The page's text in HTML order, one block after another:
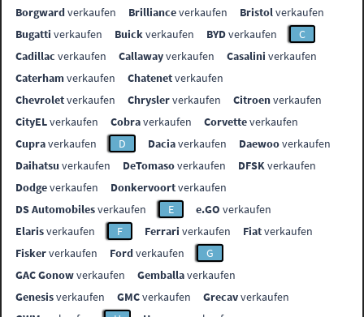
Borgwardverkaufen Brillianceverkaufen Bristolverkaufen
Bugatti verkaufen Buickverkaufen BYDverkaufen
C
Cadillac verkaufen Callawayverkaufen Casalini verkaufen
Caterhamverkaufen Chatenetverkaufen
Chevroletverkaufen Chryslerverkaufen Citroenverkaufen
CityELverkaufen Cobraverkaufen Corvetteverkaufen
Cupraverkaufen D Daciaverkaufen Daewooverkaufen
Daihatsu verkaufen DeTomasoverkaufen DFSKverkaufen
Dodgeverkaufen Donkervoortverkaufen
DS Automobilesverkaufen E e.GO verkaufen
Elarisverkaufen F Ferrari verkaufen Fiatverkaufen
Fiskerverkaufen Fordverkaufen
G
GAC Gonowverkaufen Gemballaverkaufen
Genesisverkaufen GMCverkaufen Grecavverkaufen